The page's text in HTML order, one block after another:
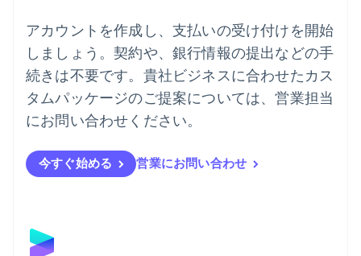
アカウントを作成し、支払いの受け付けを開始
しましょう。契約や、銀行情報の提出などの手
続きは不要です。貴社ビジネスに合わせたカス
タムパッケージのご提案については、営業担当
にお問い合わせください。
今すぐ始める 営業にお問い合わせ
Deutsch English
ニュージーランド
English
ノルウェー
ハンガリー
English
EnglishSvenska
ブラジル
ブルガリア
English